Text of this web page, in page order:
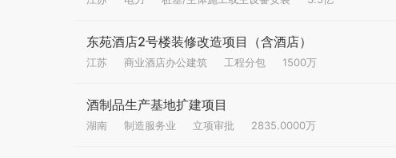
东苑酒店2号楼装修改造项目（含酒店）
江苏 商业酒店办公建筑 工程分包 1500万
酒制品生产基地扩建项目
湖南 制造服务业 立项审批 2835.0000万